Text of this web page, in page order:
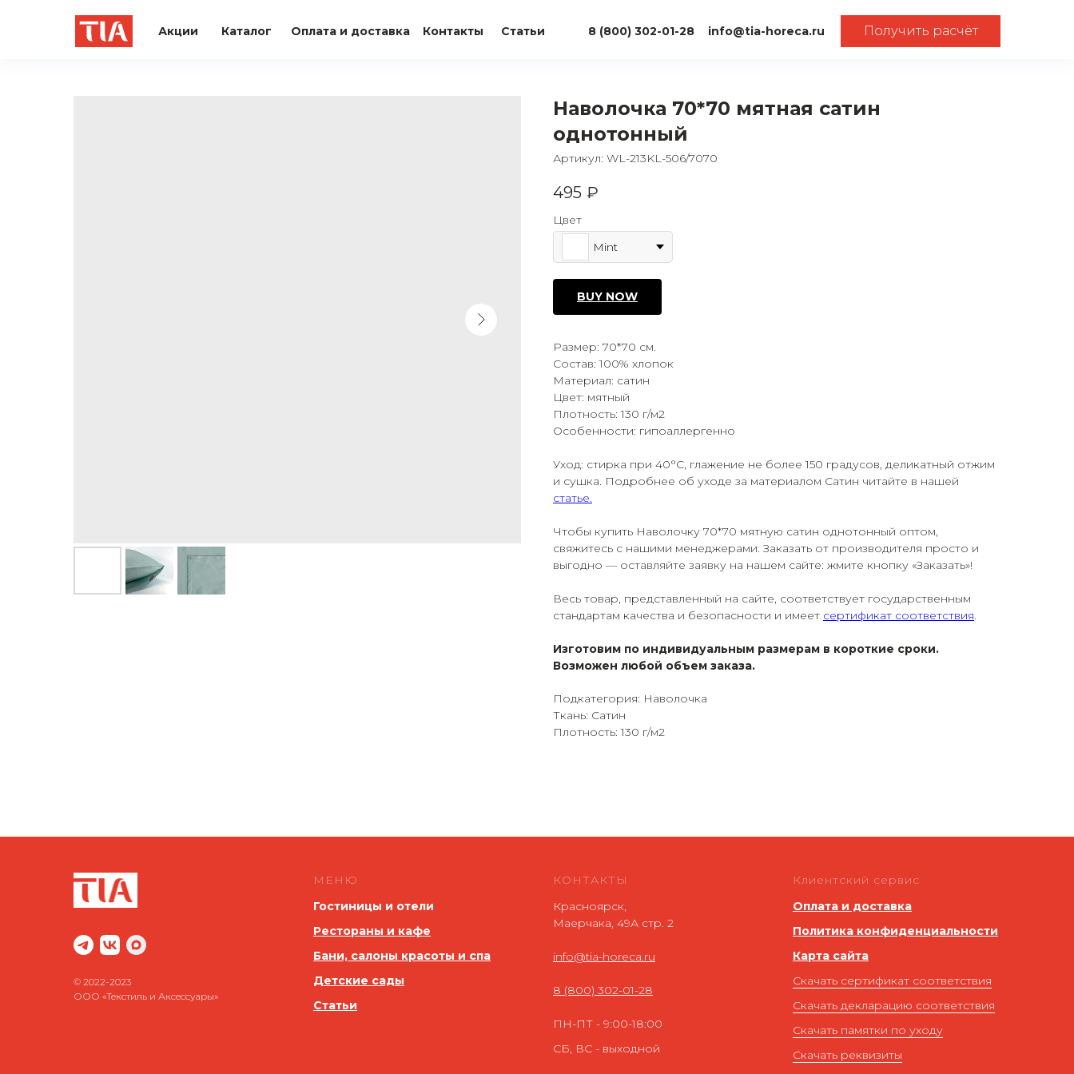
8 (800) 302-01-28
Каталог
Акции Контакты info@tia-horeca.ru Получить расчёт
Статьи
Оплата и доставка
Наволочка 70*70 мятная сатин
однотонный
Артикул: WL-213KL-506/7070
495 ₽
Цвет
Mint
BUY NOW
Размер: 70*70 см.
Состав: 100% хлопок
Материал: сатин
Цвет: мятный
Плотность: 130 г/м2
Особенности: гипоаллергенно
Уход: стирка при 40°С, глажение не более 150 градусов, деликатный отжим
и сушка. Подробнее об уходе за материалом Сатин читайте в нашей
статье.
Чтобы купить Наволочку 70*70 мятную сатин однотонный оптом,
свяжитесь с нашими менеджерами. Заказать от производителя просто и
выгодно — оставляйте заявку на нашем сайте: жмите кнопку «Заказать»!
Весь товар, представленный на сайте, соответствует государственным
стандартам качества и безопасности и имеет сертификат соответствия.
Изготовим по индивидуальным размерам в короткие сроки.
Возможен любой объем заказа.
Подкатегория: Наволочка
Ткань: Сатин
Плотность: 130 г/м2
© 2022-2023
ООО «Текстиль и Аксессуары»
МЕНЮ
Гостиницы и отели
Рестораны и кафе
Бани, салоны красоты и спа
Детские сады
Статьи
КОНТАКТЫ
Красноярск,
Маерчака, 49А стр. 2
info@tia-horeca.ru
8 (800) 302-01-28
ПН-ПТ - 9:00-18:00
СБ, ВС - выходной
Клиентский сервис
Оплата и доставка
Политика конфиденциальности
Карта сайта
Скачать сертификат соответствия
Скачать декларацию соответствия
Скачать памятки по уходу
Скачать реквизиты